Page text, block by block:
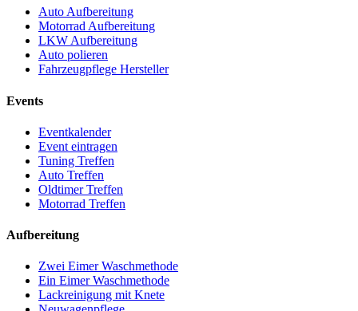
Auto Aufbereitung
Motorrad Aufbereitung
LKW Aufbereitung
Auto polieren
Fahrzeugpflege Hersteller
Events
Eventkalender
Event eintragen
Tuning Treffen
Auto Treffen
Oldtimer Treffen
Motorrad Treffen
Aufbereitung
Zwei Eimer Waschmethode
Ein Eimer Waschmethode
Lackreinigung mit Knete